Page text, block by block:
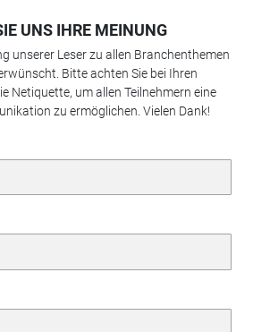
UNS IHRE MEINUNG
unserer Leser zu allen Branchenthemen
Bitte achten Sie bei Ihren
Netiquette, um allen Teilnehmern eine
zu ermöglichen. Vielen Dank!